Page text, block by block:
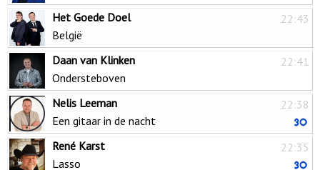
22:43
Het Goede Doel
België
22:41
Daan van Klinken
Ondersteboven
22:38
Nelis Leeman
Een gitaar in de nacht
22:35
René Karst
Lasso